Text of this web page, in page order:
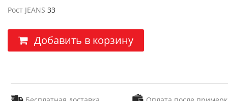
Рост JEANS 33
Добавить в корзину